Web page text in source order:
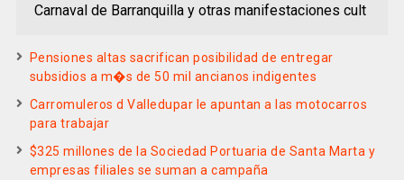
Carnaval de Barranquilla y otras manifestaciones cult
Pensiones altas sacrifican posibilidad de entregar
subsidios a m�s de 50 mil ancianos indigentes
Carromuleros d Valledupar le apuntan a las motocarros
para trabajar
$325 millones de la Sociedad Portuaria de Santa Marta y
empresas filiales se suman a campaña